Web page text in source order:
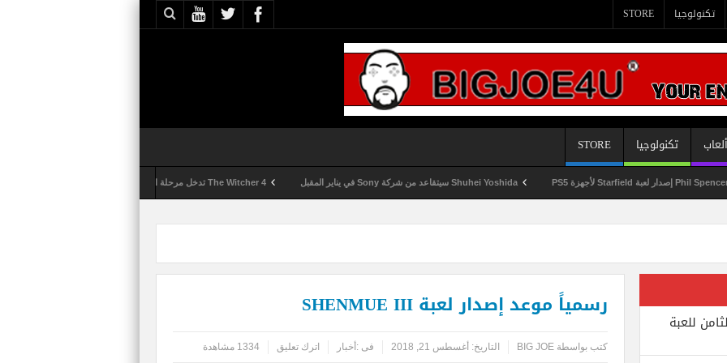
تكنولوجيا STORE
ألعاب تكنولوجيا
STORE
Shuhei Yoshida سيتقاعد من شركة Sony في يناير المقبل The Witcher 4 تدخل مرحلة الإنتاج الكامل
رسمياً موعد إصدار لعبة SHENMUE III
كتب بواسطة BIG JOE التاريخ: أغسطس 21, 2018 فى : أخبار اترك تعليق 1334 مشاهدة
للعبة